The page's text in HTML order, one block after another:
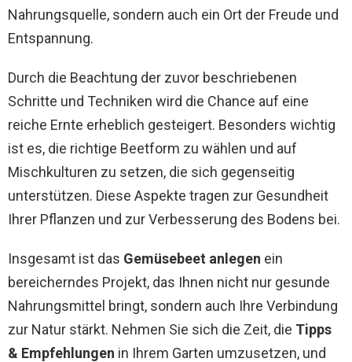
Nahrungsquelle, sondern auch ein Ort der Freude und
Entspannung.
Durch die Beachtung der zuvor beschriebenen
Schritte und Techniken wird die Chance auf eine
reiche Ernte erheblich gesteigert. Besonders wichtig
ist es, die richtige Beetform zu wählen und auf
Mischkulturen zu setzen, die sich gegenseitig
unterstützen. Diese Aspekte tragen zur Gesundheit
Ihrer Pflanzen und zur Verbesserung des Bodens bei.
Insgesamt ist das Gemüsebeet anlegen ein
bereicherndes Projekt, das Ihnen nicht nur gesunde
Nahrungsmittel bringt, sondern auch Ihre Verbindung
zur Natur stärkt. Nehmen Sie sich die Zeit, die Tipps
& Empfehlungen in Ihrem Garten umzusetzen, und